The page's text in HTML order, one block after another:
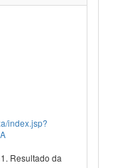
index.jsp?
Resultado da